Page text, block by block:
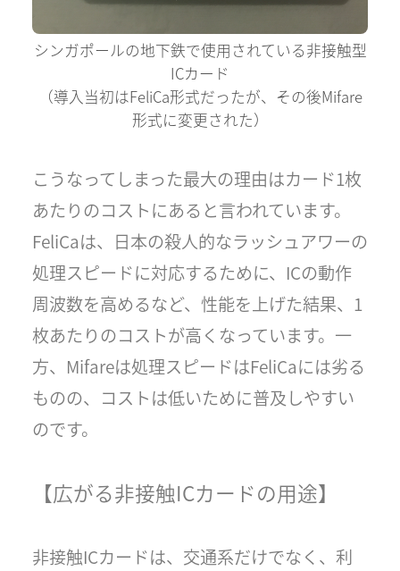
シンガポールの地下鉄で使用されている非接触型
ICカード
（導入当初はFeliCa形式だったが、その後Mifare
形式に変更された）
こうなってしまった最大の理由はカード1枚
あたりのコストにあると言われています。
FeliCaは、日本の殺人的なラッシュアワーの
処理スピードに対応するために、ICの動作
周波数を高めるなど、性能を上げた結果、1
枚あたりのコストが高くなっています。一
方、Mifareは処理スピードはFeliCaには劣る
ものの、コストは低いために普及しやすい
のです。
【広がる非接触ICカードの用途】
非接触ICカードは、交通系だけでなく、利